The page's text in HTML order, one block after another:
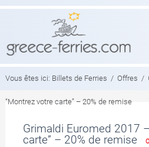
Vous êtes ici: Billets de Ferries / Offres /
“Montrez votre carte” – 20% de remise
Grimaldi Euromed 2017
carte” – 20% de remise